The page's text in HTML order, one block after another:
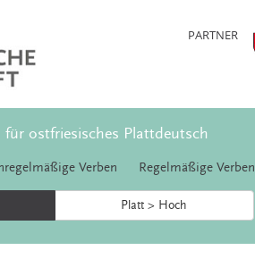
PARTNER
ostfriesisches Plattdeutsch
Verben Regelmäßige Verben
Platt > Hoch